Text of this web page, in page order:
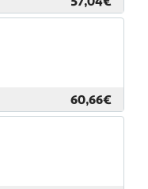
60,66€